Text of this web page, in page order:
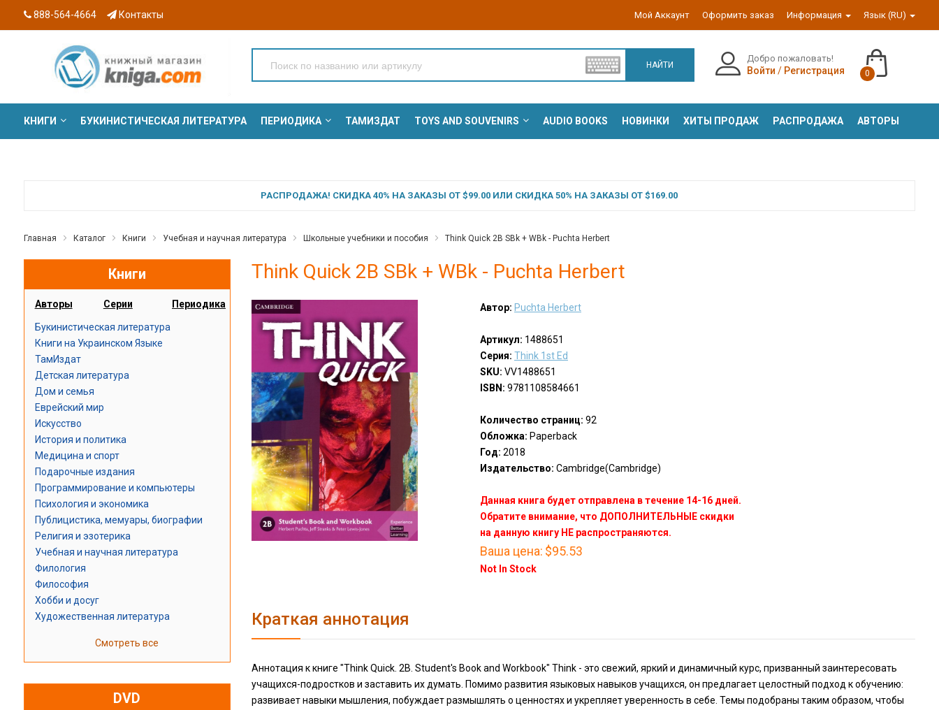
888-564-4664 Контакты Мой Аккаунт Оформить заказ Информация Язык (RU)
НАЙТИ
Добро пожаловать!
Войти / Регистрация 0
КНИГИ БУКИНИСТИЧЕСКАЯ ЛИТЕРАТУРА ПЕРИОДИКА ТАМИЗДАТ TOYS AND SOUVENIRS AUDIO BOOKS НОВИНКИ ХИТЫ ПРОДАЖ РАСПРОДАЖА АВТОРЫ
РАСПРОДАЖА! СКИДКА 40% НА ЗАКАЗЫ ОТ $99.00 ИЛИ СКИДКА 50% НА ЗАКАЗЫ ОТ $169.00
Главная Каталог Книги Учебная и научная литература Школьные учебники и пособия Think Quick 2B SBk + WBk - Puchta Herbert
Книги
Авторы Серии Периодика
Букинистическая литература
Книги на Украинском Языке
ТамИздат
Детская литература
Дом и семья
Еврейский мир
Искусство
История и политика
Медицина и спорт
Подарочные издания
Программирование и компьютеры
Психология и экономика
Публицистика, мемуары, биографии
Религия и эзотерика
Учебная и научная литература
Филология
Философия
Хобби и досуг
Художественная литература
Смотреть все
DVD
Think Quick 2B SBk + WBk - Puchta Herbert
Автор: Puchta Herbert
Артикул: 1488651
Серия: Think 1st Ed
SKU: VV1488651
ISBN: 9781108584661
Количество страниц: 92
Обложка: Paperback
Год: 2018
Издательство: Cambridge(Cambridge)
Данная книга будет отправлена в течение 14-16 дней.
Обратите внимание, что ДОПОЛНИТЕЛЬНЫЕ скидки
на данную книгу НЕ распространяются.
Ваша цена: $95.53
Not In Stock
Краткая аннотация
Аннотация к книге "Think Quick. 2B. Student's Book and Workbook" Think - это свежий, яркий и динамичный курс, призванный заинтересовать
учащихся-подростков и заставить их думать. Помимо развития языковых навыков учащихся, он предлагает целостный подход к обучению:
развивает навыки мышления, побуждает размышлять о ценностях и укрепляет уверенность в себе. Темы подобраны таким образом, чтобы